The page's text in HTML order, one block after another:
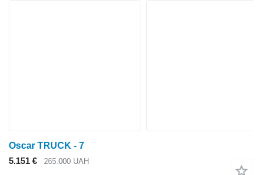
Oscar TRUCK - 7
5.151 €
265.000 UAH